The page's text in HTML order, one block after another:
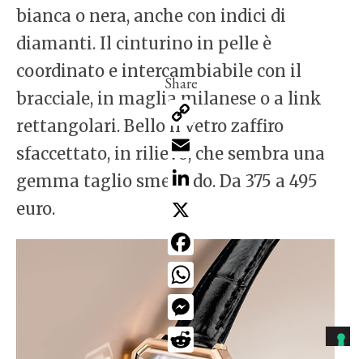
bianca o nera, anche con indici di
diamanti. Il cinturino in pelle è
coordinato e intercambiabile con il
bracciale, in maglia milanese o a link
rettangolari. Bello il vetro zaffiro
sfaccettato, in rilievo, che sembra una
gemma taglio smeraldo. Da 375 a 495
euro.
Copy
Link
LinkedIn
Facebook
WhatsApp
Messenger
Reddit